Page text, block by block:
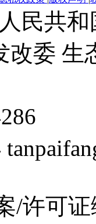
民共
委 生
/许可